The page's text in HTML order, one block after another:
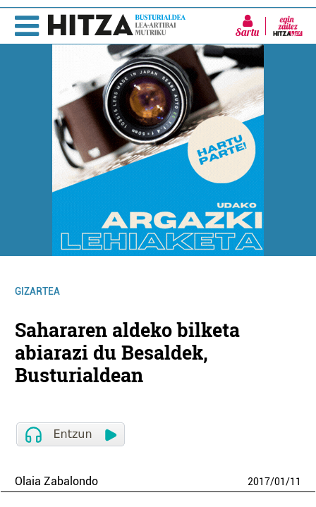
Sartu
GIZARTEA
Sahararen aldeko bilketa
abiarazi du Besaldek,
Busturialdean
Olaia Zabalondo 2017/01/11